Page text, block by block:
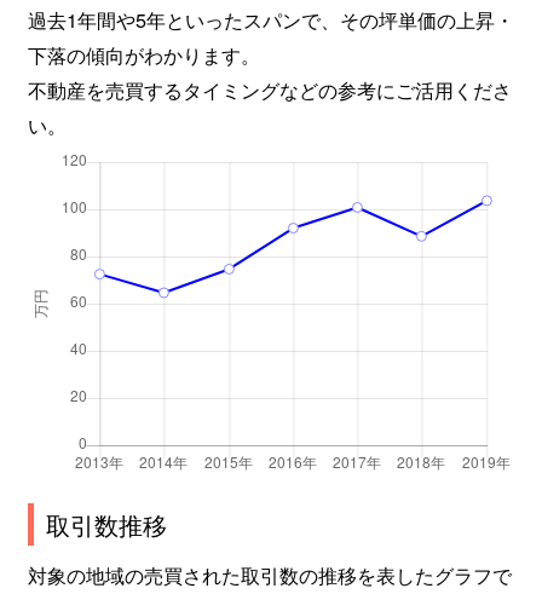
過去1年間や5年といったスパンで、その坪単価の上昇・
下落の傾向がわかります。
不動産を売買するタイミングなどの参考にご活用くださ
い。
取引数推移
対象の地域の売買された取引数の推移を表したグラフで